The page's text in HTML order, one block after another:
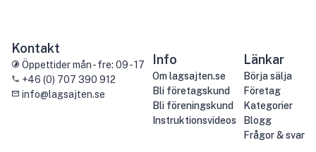
Kontakt
Öppettider mån - fre: 09 - 17
+46 (0) 707 390 912
info@lagsajten.se
Info
Om lagsajten.se
Bli företagskund
Bli föreningskund
Instruktionsvideos
Länkar
Börja sälja
Företag
Kategorier
Blogg
Frågor & svar